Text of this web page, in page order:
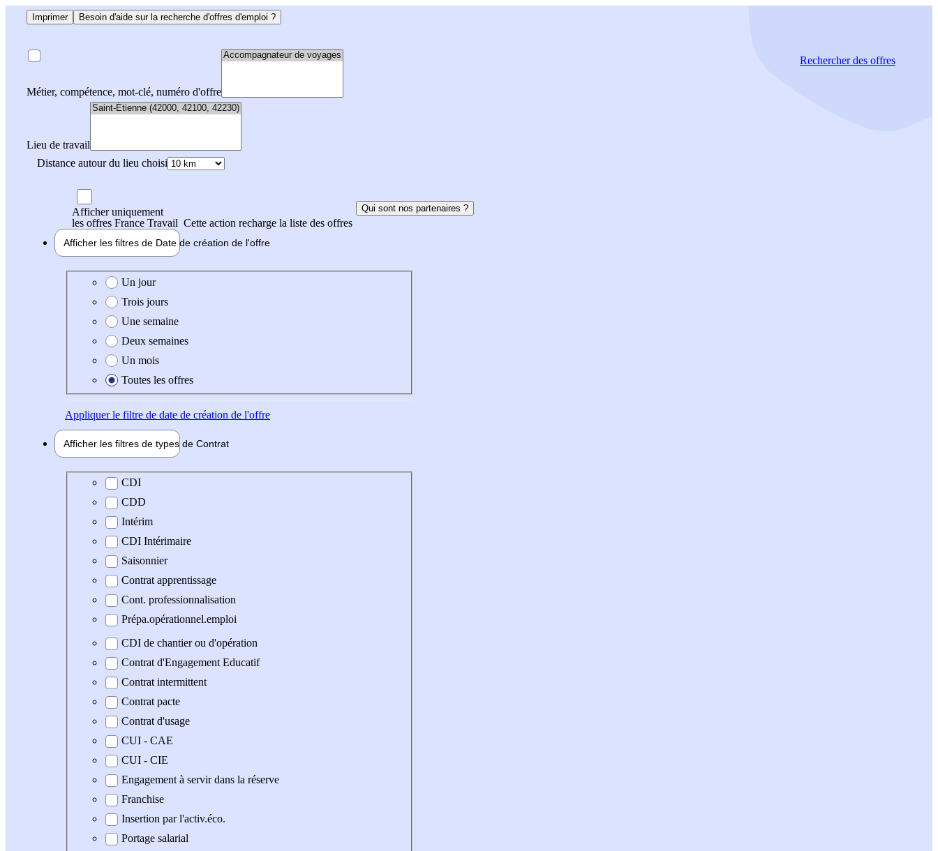
Imprimer Besoin d'aide sur la recherche d'offres d'emploi ?
Métier, compétence, mot-clé, numéro d'offre
Lieu de travail
Distance autour du lieu choisi
Rechercherdes offres
Afficher uniquement
les offres France Travail Cette action recharge la liste des offres
Qui sont nos partenaires ?
Afficher les filtres de Date de création de l'offre
Date de création de l'offre
Un jour
Trois jours
Une semaine
Deux semaines
Un mois
Toutes les offres
Appliquerle filtre de date de création de l'offre
Afficher les filtres de types de Contrat
Type de contrat
CDI
CDD
Intérim
CDI Intérimaire
Saisonnier
Contrat apprentissage
Cont. professionnalisation
Prépa.opérationnel.emploi
CDI de chantier ou d'opération
Contrat d'Engagement Educatif
Contrat intermittent
Contrat pacte
Contrat d'usage
CUI - CAE
CUI - CIE
Engagement à servir dans la réserve
Franchise
Insertion par l'activ.éco.
Portage salarial